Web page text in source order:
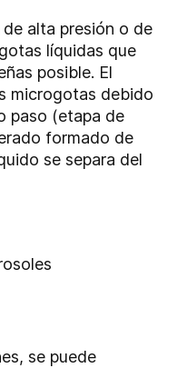
alta presión o de
líquidas que
posible. El
microgotas debido
paso (etapa de
formado de
se separa del
se puede